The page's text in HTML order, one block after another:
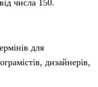
числа 150.
для
дизайнерів,